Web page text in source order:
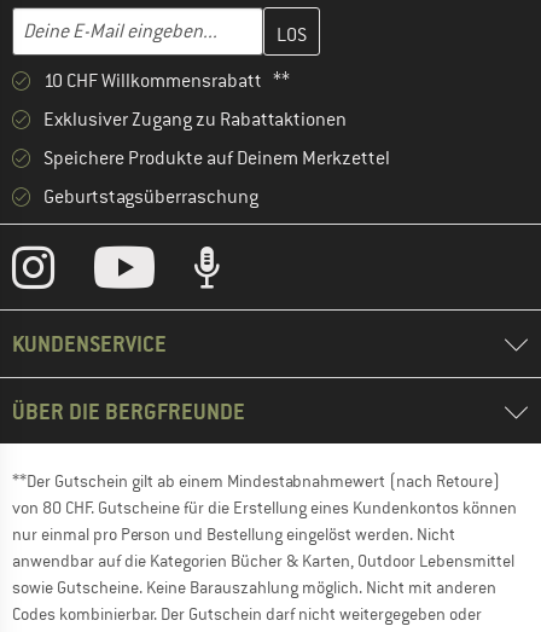
E-Mail-Adresse
Gib hier deine E-Mail-Adresse ein und erstelle im nächsten
10 CHF Willkommensrabatt **
Exklusiver Zugang zu Rabattaktionen
Speichere Produkte auf Deinem Merkzettel
Geburtstagsüberraschung
KUNDENSERVICE
ÜBER DIE BERGFREUNDE
**Der Gutschein gilt ab einem Mindestabnahmewert (nach Retoure)
von 80 CHF. Gutscheine für die Erstellung eines Kundenkontos können
nur einmal pro Person und Bestellung eingelöst werden. Nicht
anwendbar auf die Kategorien Bücher & Karten, Outdoor Lebensmittel
sowie Gutscheine. Keine Barauszahlung möglich. Nicht mit anderen
Codes kombinierbar. Der Gutschein darf nicht weitergegeben oder